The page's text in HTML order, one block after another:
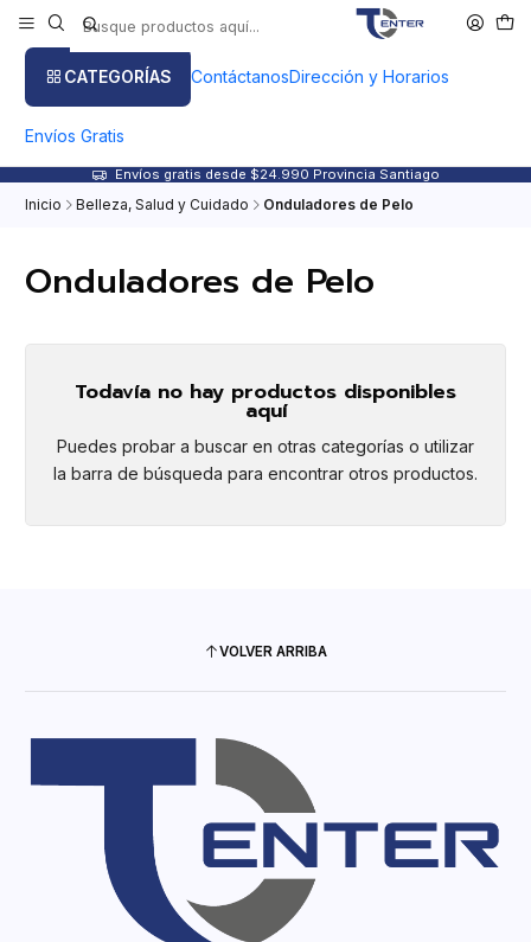
CATEGORÍAS ContáctanosDirección y Horarios
Envíos Gratis
Envíos gratis desde $24.990 Provincia Santiago
Inicio Belleza, Salud y Cuidado Onduladores de Pelo
Onduladores de Pelo
Todavía no hay productos disponibles
aquí
Puedes probar a buscar en otras categorías o utilizar
la barra de búsqueda para encontrar otros productos.
VOLVER ARRIBA